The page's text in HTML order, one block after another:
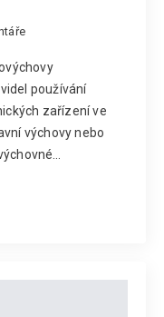
používání
zařízení ve
výchovy nebo